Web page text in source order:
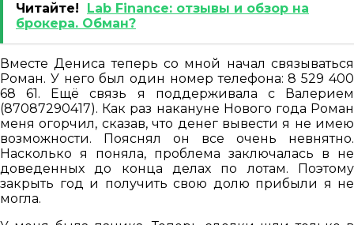
Читайте!
Lab Finance: отзывы и обзор на
брокера. Обман?
Вместе Дениса теперь со мной начал связываться
Роман. У него был один номер телефона: 8 529 400
68 61. Ещё связь я поддерживала с Валерием
(87087290417). Как раз накануне Нового года Роман
меня огорчил, сказав, что денег вывести я не имею
возможности. Пояснял он все очень невнятно.
Насколько я поняла, проблема заключалась в не
доведенных до конца делах по лотам. Поэтому
закрыть год и получить свою долю прибыли я не
могла.